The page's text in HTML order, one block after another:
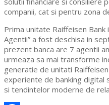
companii, cat si pentru zona
Prima unitate Raiffeisen Bank
Agentii” a fost deschisa in
prezent banca are 7 agentii
urmeaza sa mai transforme
generatie de unitati
experiente de banking digital
si tendintelor moderne de